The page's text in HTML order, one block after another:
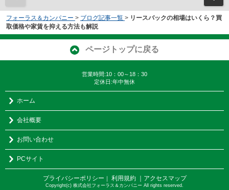
フォーラス＆カンパニー > ブログ記事一覧 > リースバックの相場はいくら？買
取価格や家賃を抑える方法も解説
ページトップに戻る
営業時間:10：00～18：30
定休日:年中無休
ホーム
会社概要
お問い合わせ
PCサイト
プライバシーポリシー ｜ 利用規約 ｜アクセスマップ
Copyright(c) 株式会社フォーラス＆カンパニー All rights reserved.